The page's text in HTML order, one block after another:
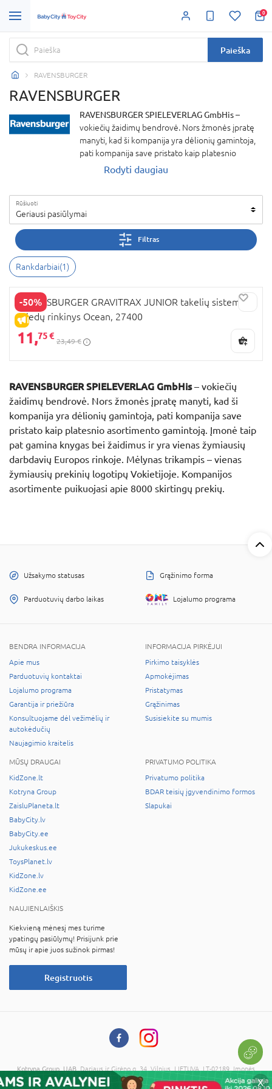
0
Paieška
RAVENSBURGER
RAVENSBURGER
RAVENSBURGER SPIELEVERLAG GmbHis–
vokiečių žaidimų bendrovė. Nors žmonės įpratę
manyti, kad ši kompanija yra dėlionių gamintoja,
pati kompanija save pristato kaip platesnio
asortimento gamintoją. Įmonė taip pat gamina
Kompanijos asortimente puikuojasi apie 8000
skirtingų prekių.
Rodyti daugiau
Rūšiuoti
Geriausi pasiūlymai
Filtras
Rankdarbiai(1)
-50%
IŠPARDAVIMAS
RAVENSBURGER GRAVITRAX JUNIOR takelių sistemos
priedų rinkinys Ocean, 27400
11,75 €
23,49 €
RAVENSBURGER SPIELEVERLAG GmbHis– vokiečių
žaidimų bendrovė. Nors žmonės įpratę manyti, kad ši
kompanija yra dėlionių gamintoja, pati kompanija save
pristato kaip platesnio asortimento gamintoją. Įmonė taip
pat gamina knygas bei žaidimus ir yra vienas žymiausių
darbdavių Europos rinkoje. Mėlynas trikampis – vienas
žymiausių prekinių logotipų Vokietijoje. Kompanijos
asortimente puikuojasi apie 8000 skirtingų prekių.
X
Užsakymo statusas Grąžinimo forma
Parduotuvių darbo laikas Lojalumo programa
BENDRA INFORMACIJA
Apie mus
Parduotuvių kontaktai
Lojalumo programa
Garantija ir priežiūra
Konsultuojame dėl vežimėlių ir
autokėdučių
Naujagimio kraitelis
INFORMACIJA PIRKĖJUI
Pirkimo taisyklės
Apmokėjimas
Pristatymas
Grąžinimas
Susisiekite su mumis
MŪSŲ DRAUGAI
KidZone.lt
Kotryna Group
ZaisluPlaneta.lt
BabyCity.lv
BabyCity.ee
Jukukeskus.ee
ToysPlanet.lv
KidZone.lv
KidZone.ee
PRIVATUMO POLITIKA
Privatumo politika
BDAR teisių įgyvendinimo formos
Slapukai
NAUJIENLAIŠKIS
Kiekvieną mėnesį mes turime
ypatingų pasiūlymų! Prisijunk prie
mūsų ir apie juos sužinok pirmas!
Registruotis
Kotryna Group, UAB , Dariaus ir Girėno g. 34, Vilnius, LIETUVA, LT-02189, Įmonės
kodas: 121673734, PVM kodas: LT216737314